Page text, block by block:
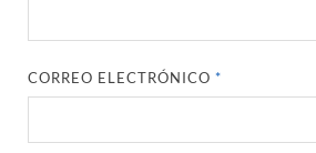
CORREO ELECTRÓNICO*